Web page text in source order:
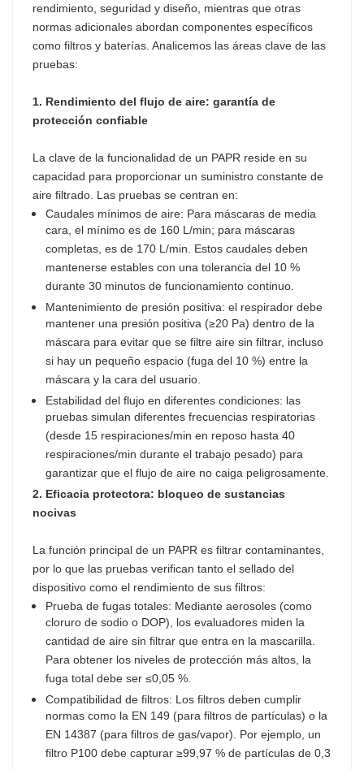
rendimiento, seguridad y diseño, mientras que otras
normas adicionales abordan componentes específicos
como filtros y baterías. Analicemos las áreas clave de las
pruebas:
1. Rendimiento del flujo de aire: garantía de
protección confiable
La clave de la funcionalidad de un PAPR reside en su
capacidad para proporcionar un suministro constante de
aire filtrado. Las pruebas se centran en:
Caudales mínimos de aire: Para máscaras de media
cara, el mínimo es de 160 L/min; para máscaras
completas, es de 170 L/min. Estos caudales deben
mantenerse estables con una tolerancia del 10 %
durante 30 minutos de funcionamiento continuo.
Mantenimiento de presión positiva: el respirador debe
mantener una presión positiva (≥20 Pa) dentro de la
máscara para evitar que se filtre aire sin filtrar, incluso
si hay un pequeño espacio (fuga del 10 %) entre la
máscara y la cara del usuario.
Estabilidad del flujo en diferentes condiciones: las
pruebas simulan diferentes frecuencias respiratorias
(desde 15 respiraciones/min en reposo hasta 40
respiraciones/min durante el trabajo pesado) para
garantizar que el flujo de aire no caiga peligrosamente.
2. Eficacia protectora: bloqueo de sustancias
nocivas
La función principal de un PAPR es filtrar contaminantes,
por lo que las pruebas verifican tanto el sellado del
dispositivo como el rendimiento de sus filtros:
Prueba de fugas totales: Mediante aerosoles (como
cloruro de sodio o DOP), los evaluadores miden la
cantidad de aire sin filtrar que entra en la mascarilla.
Para obtener los niveles de protección más altos, la
fuga total debe ser ≤0,05 %.
Compatibilidad de filtros: Los filtros deben cumplir
normas como la EN 149 (para filtros de partículas) o la
EN 14387 (para filtros de gas/vapor). Por ejemplo, un
filtro P100 debe capturar ≥99,97 % de partículas de 0,3